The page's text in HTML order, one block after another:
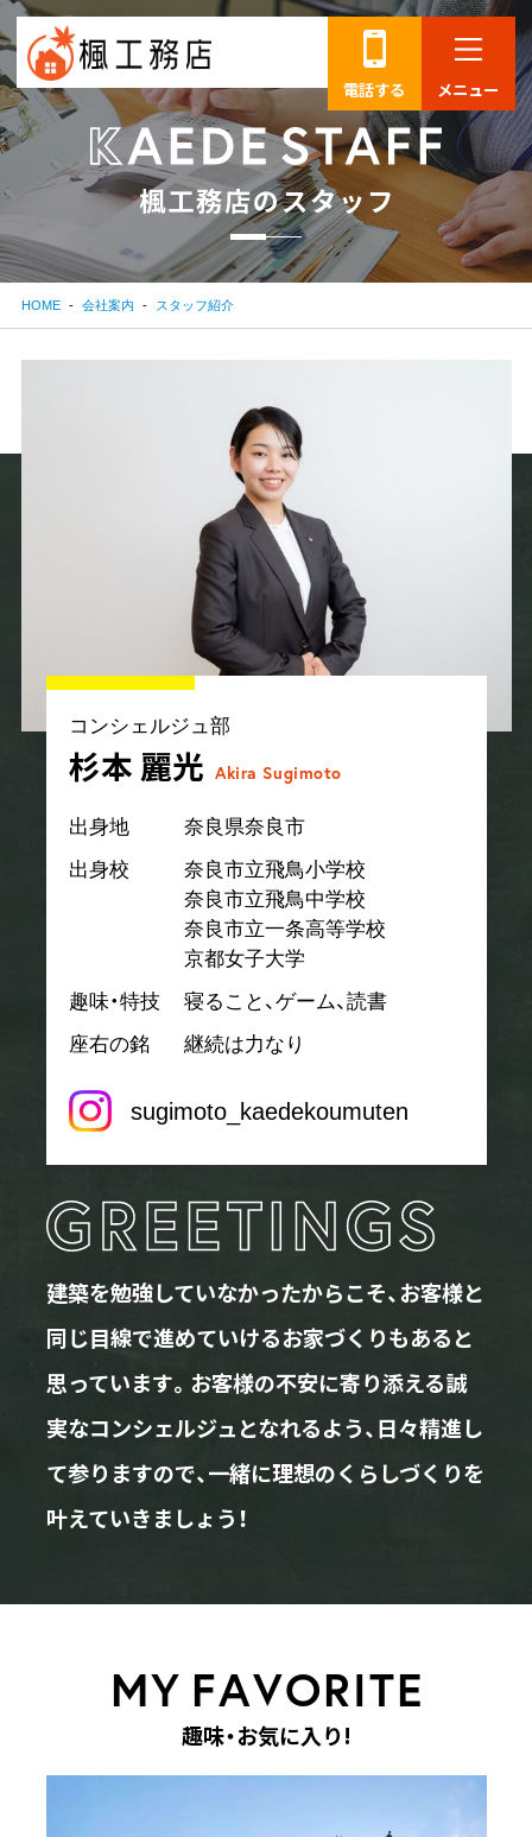
電話する メニュー
楓工務店のスタッフ
HOME 会社案内 スタッフ紹介
コンシェルジュ部
杉本 麗光 Akira Sugimoto
出身地
奈良県奈良市
出身校
奈良市立飛鳥小学校
奈良市立飛鳥中学校
奈良市立一条高等学校
京都女子大学
趣味・特技
寝ること、ゲーム、読書
座右の銘
継続は力なり
sugimoto_kaedekoumuten
建築を勉強していなかったからこそ、お客様と
同じ目線で進めていけるお家づくりもあると
思っています。お客様の不安に寄り添える誠
実なコンシェルジュとなれるよう、日々精進し
て参りますので、一緒に理想のくらしづくりを
叶えていきましょう！
MY FAVORITE
趣味・お気に入り!